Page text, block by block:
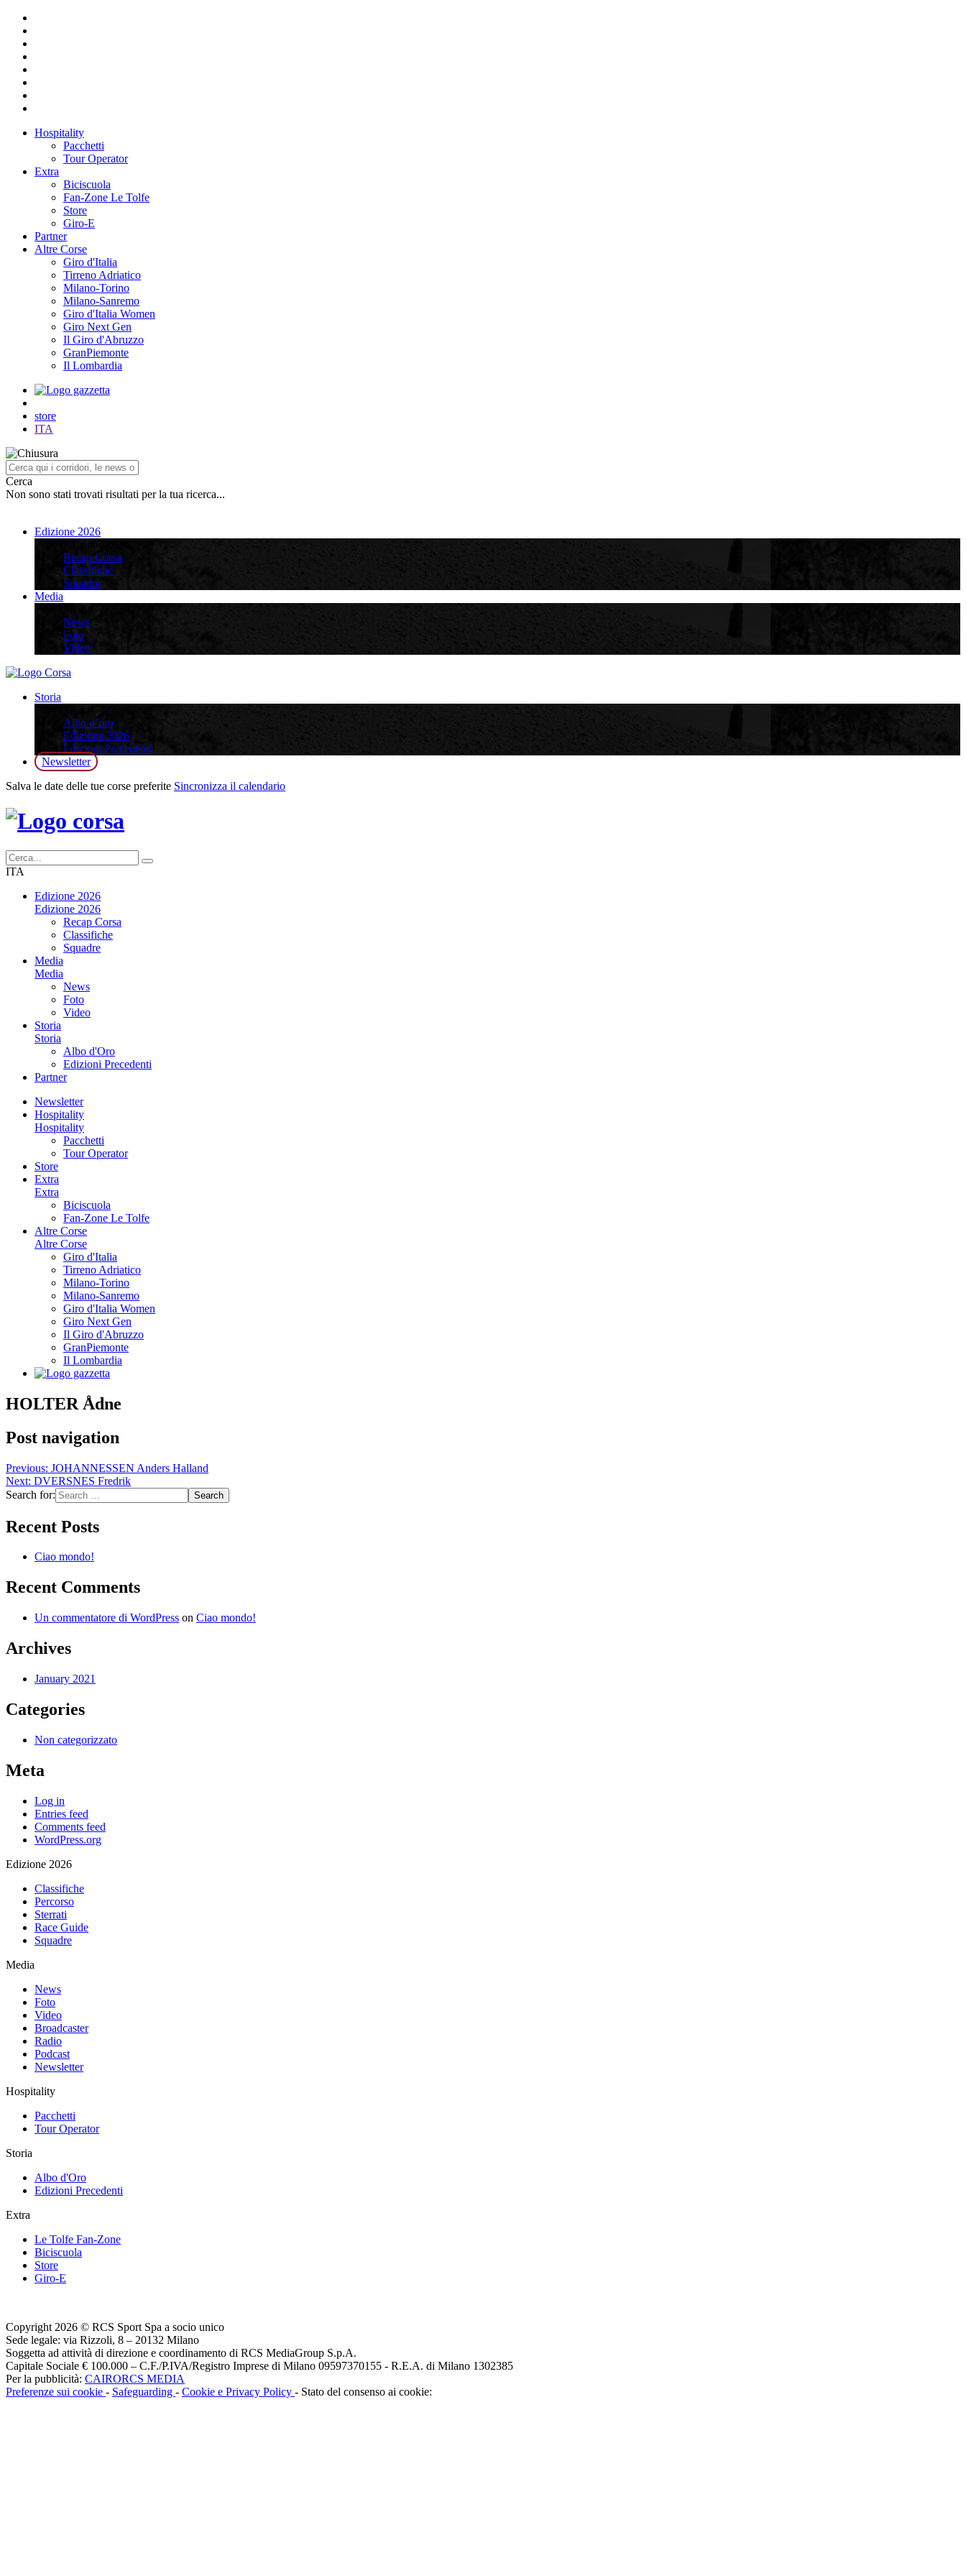
Hospitality
Pacchetti
Tour Operator
Extra
Biciscuola
Fan-Zone Le Tolfe
Store
Giro-E
Partner
Altre Corse
Giro d'Italia
Tirreno Adriatico
Milano-Torino
Milano-Sanremo
Giro d'Italia Women
Giro Next Gen
Il Giro d'Abruzzo
GranPiemonte
Il Lombardia
store
ITA
Cerca
Non sono stati trovati risultati per la tua ricerca...
Edizione 2026
Recap Corsa
Classifiche
Squadre
Media
News
Foto
Video
Storia
Albo d’oro
Edizione 2026
Edizioni Precedenti
Newsletter
Salva le date delle tue corse preferite Sincronizza il calendario
ITA
Edizione 2026
Edizione 2026
Recap Corsa
Classifiche
Squadre
Media
Media
News
Foto
Video
Storia
Storia
Albo d'Oro
Edizioni Precedenti
Partner
Newsletter
Hospitality
Hospitality
Pacchetti
Tour Operator
Store
Extra
Extra
Biciscuola
Fan-Zone Le Tolfe
Altre Corse
Altre Corse
Giro d'Italia
Tirreno Adriatico
Milano-Torino
Milano-Sanremo
Giro d'Italia Women
Giro Next Gen
Il Giro d'Abruzzo
GranPiemonte
Il Lombardia
HOLTER Ådne
Post navigation
Previous: JOHANNESSEN Anders Halland
Next: DVERSNES Fredrik
Search for:
Recent Posts
Ciao mondo!
Recent Comments
Un commentatore di WordPress on Ciao mondo!
Archives
January 2021
Categories
Non categorizzato
Meta
Log in
Entries feed
Comments feed
WordPress.org
Edizione 2026
Classifiche
Percorso
Sterrati
Race Guide
Squadre
Media
News
Foto
Video
Broadcaster
Radio
Podcast
Newsletter
Hospitality
Pacchetti
Tour Operator
Storia
Albo d'Oro
Edizioni Precedenti
Extra
Le Tolfe Fan-Zone
Biciscuola
Store
Giro-E
Copyright 2026 © RCS Sport Spa a socio unico
Sede legale: via Rizzoli, 8 – 20132 Milano
Soggetta ad attività di direzione e coordinamento di RCS MediaGroup S.p.A.
Capitale Sociale € 100.000 – C.F./P.IVA/Registro Imprese di Milano 09597370155 - R.E.A. di Milano 1302385
Per la pubblicità: CAIRORCS MEDIA
Preferenze sui cookie - Safeguarding - Cookie e Privacy Policy - Stato del consenso ai cookie: